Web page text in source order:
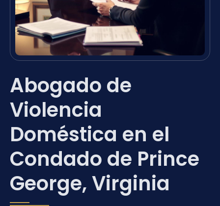
Abogado de
Violencia
Doméstica en el
Condado de Prince
George, Virginia